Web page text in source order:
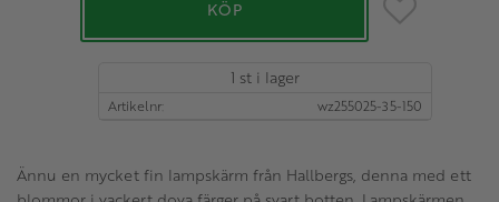
KÖP
1 st i lager
Artikelnr wz255025-35-150
Ännu en mycket fin lampskärm från Hallbergs, denna med ett